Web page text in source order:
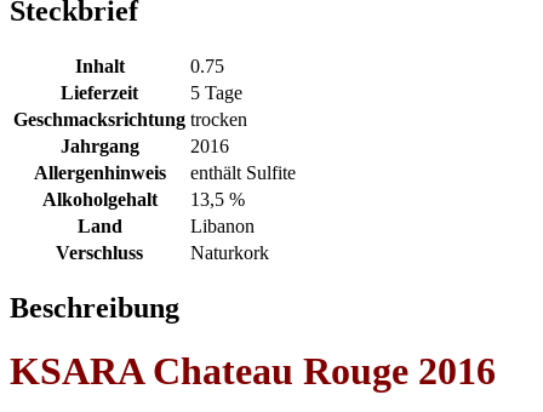
Steckbrief
Inhalt
0.75
Lieferzeit
5 Tage
Geschmacksrichtung trocken
Jahrgang
2016
Allergenhinweis
enthält Sulfite
Alkoholgehalt
13,5 %
Land
Libanon
Verschluss
Naturkork
Beschreibung
KSARA Chateau Rouge 2016